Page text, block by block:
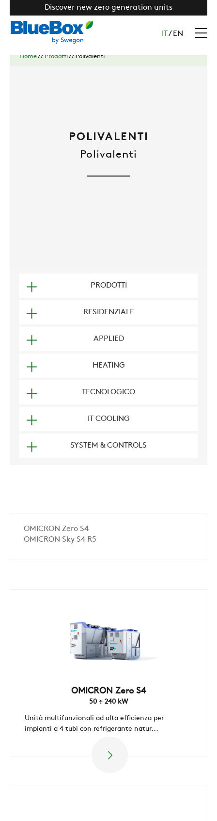
Discover new zero generation units
/ EN
AZIENDA
REFERENZE
Home// Prodotti//Polivalenti
POLIVALENTI
Polivalenti
PRODOTTI
RESIDENZIALE
APPLIED
HEATING
TECNOLOGICO
IT COOLING
SYSTEM & CONTROLS
OMICRON Zero S4
OMICRON Sky S4 R5
OMICRON Zero S4
50 ÷ 240 kW
Unità multifunzionali ad alta efficienza per
impianti a 4 tubi con refrigerante natur...